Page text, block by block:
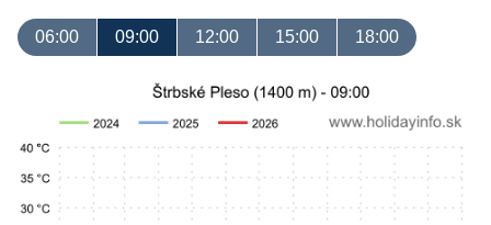
06:00 09:00 12:00 15:00 18:00